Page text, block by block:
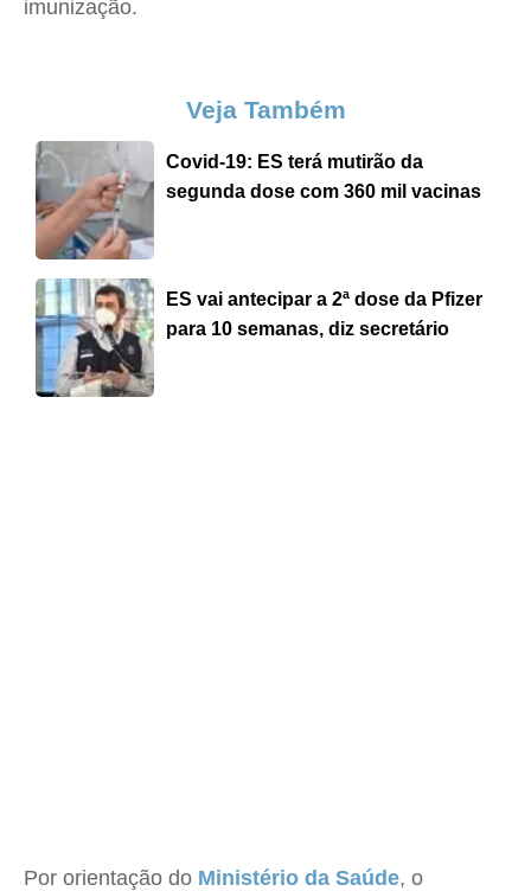
imunização.
Veja Também
Covid-19: ES terá mutirão da
segunda dose com 360 mil vacinas
ES vai antecipar a 2ª dose da Pfizer
para 10 semanas, diz secretário
Por orientação do Ministério da Saúde, o